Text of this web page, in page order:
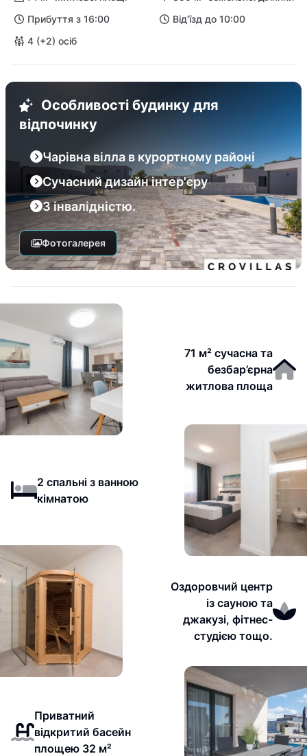
Прибуття з 16:00
Від'їзд до 10:00
4 (+2) осіб
Особливості будинку для
відпочинку
Чарівна вілла в курортному районі
Сучасний дизайн інтер'єру
З інвалідністю.
Фотогалерея
71 м² сучасна та
безбар’єрна
житлова площа
2 спальні з ванною
кімнатою
Оздоровчий центр
із сауною та
джакузі, фітнес-
студією тощо.
Приватний
відкритий басейн
площею 32 м²